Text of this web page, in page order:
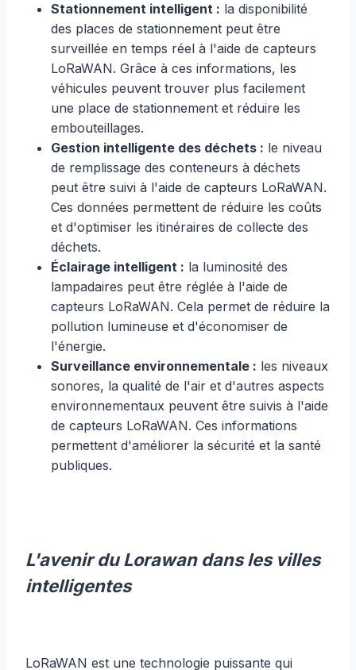
Stationnement intelligent : la disponibilité
des places de stationnement peut être
surveillée en temps réel à l'aide de capteurs
LoRaWAN. Grâce à ces informations, les
véhicules peuvent trouver plus facilement
une place de stationnement et réduire les
embouteillages.
Gestion intelligente des déchets : le niveau
de remplissage des conteneurs à déchets
peut être suivi à l'aide de capteurs LoRaWAN.
Ces données permettent de réduire les coûts
et d'optimiser les itinéraires de collecte des
déchets.
Éclairage intelligent : la luminosité des
lampadaires peut être réglée à l'aide de
capteurs LoRaWAN. Cela permet de réduire la
pollution lumineuse et d'économiser de
l'énergie.
Surveillance environnementale : les niveaux
sonores, la qualité de l'air et d'autres aspects
environnementaux peuvent être suivis à l'aide
de capteurs LoRaWAN. Ces informations
permettent d'améliorer la sécurité et la santé
publiques.
L'avenir du Lorawan dans les villes
intelligentes
LoRaWAN est une technologie puissante qui